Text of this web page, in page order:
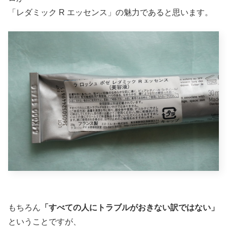
「レダミック R エッセンス」の魅力であると思います。
もちろん 「すべての人にトラブルがおきない訳ではない」
ということですが、